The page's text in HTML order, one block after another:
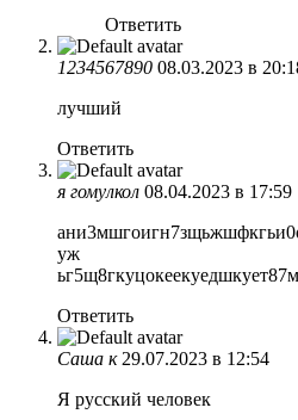
Ответить
1234567890 08.03.2023 в
лучший
Ответить
я гомулкол 08.04.2023 в 17:59
уж
Ответить
Саша к 29.07.2023 в 12:54
Я русский человек